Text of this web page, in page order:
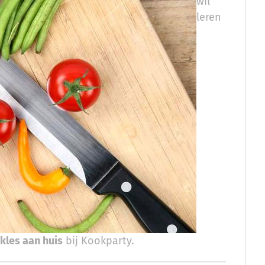
leren
aan huis bij Kookparty.​​​​